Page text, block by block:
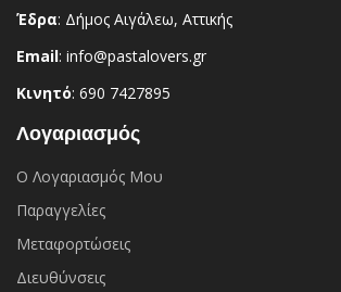
Έδρα: Δήμος Αιγάλεω, Αττικής
Email: info@pastalovers.gr
Κινητό: 690 7427895
Λογαριασμός
Ο Λογαριασμός Μου
Παραγγελίες
Μεταφορτώσεις
Διευθύνσεις